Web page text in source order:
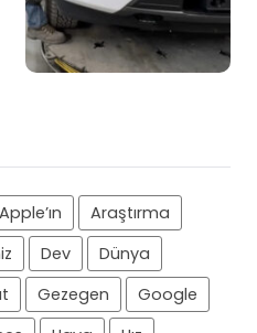
Apple’ın
Araştırma
Dev
Dünya
Gezegen
Google